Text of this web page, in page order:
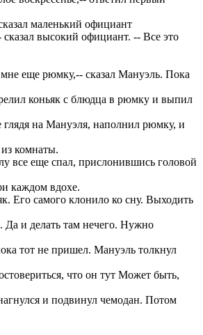
маленький официант
высокий официант. -- Все это
еще рюмку,-- сказал Мануэль. Пока
коньяк с блюдца в рюмку и выпил
на Мануэля, наполнил рюмку, и
комнаты.
все еще спал, прислонившись головой
каждом вдохе.
Его самого клонило ко сну. Выходить
Да и делать там нечего. Нужно
тот не пришел. Мануэль толкнул
что он тут Может быть,
и подвинул чемодан. Потом